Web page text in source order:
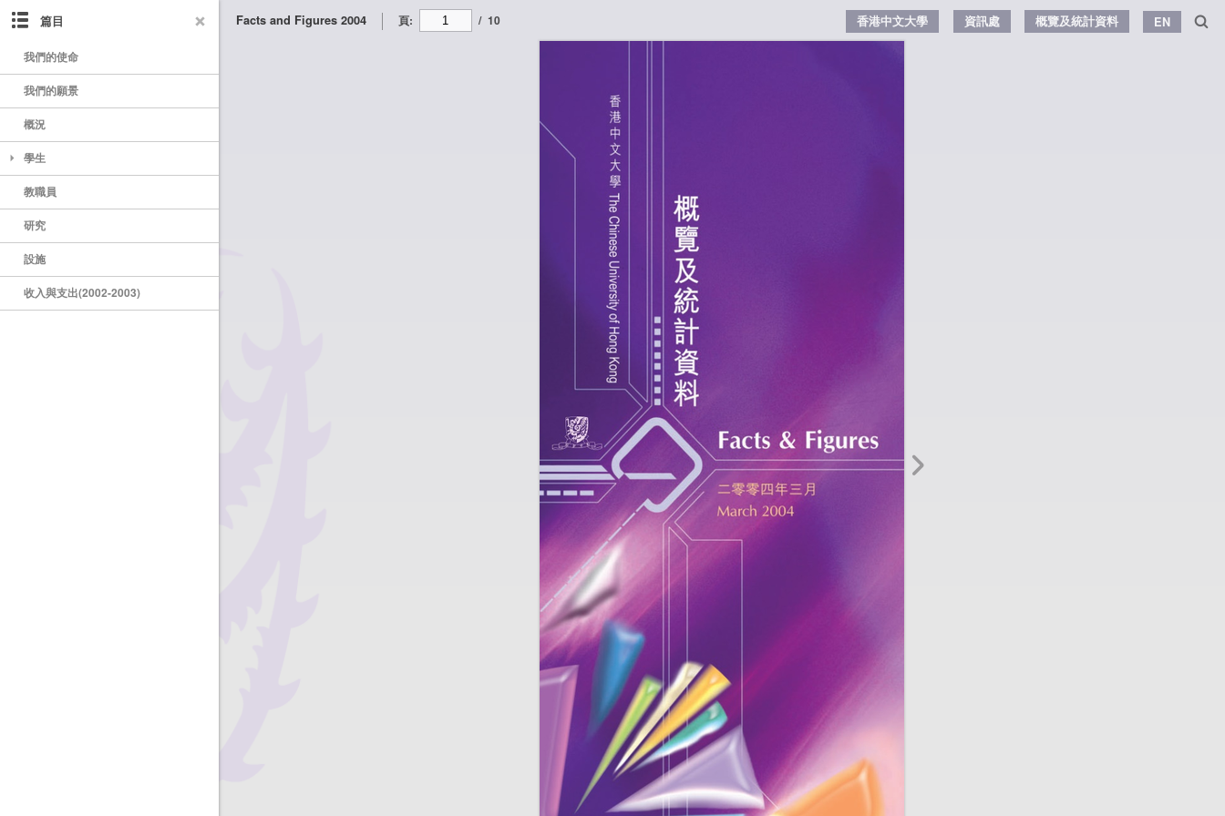
Facts and Figures 2004 頁: / 10 香港中文大學 資訊處 概覽及統計資料 EN
篇目
我們的使命
我們的願景
概況
學生
教職員
研究
設施
收入與支出(2002-2003)